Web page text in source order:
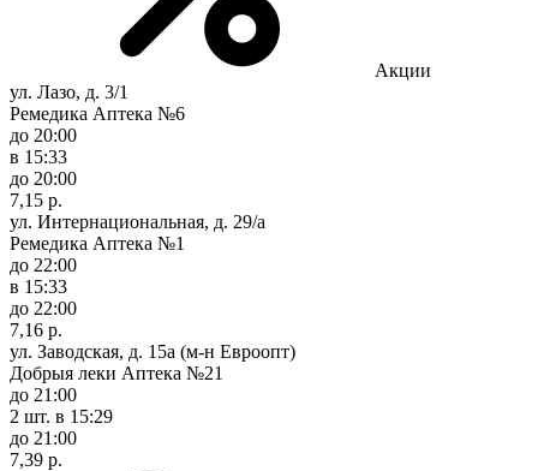
Акции
ул. Лазо, д. 3/1
Ремедика Аптека №6
до 20:00
в 15:33
до 20:00
7,15 р.
ул. Интернациональная, д. 29/а
Ремедика Аптека №1
до 22:00
в 15:33
до 22:00
7,16 р.
ул. Заводская, д. 15а (м-н Евроопт)
Добрыя леки Аптека №21
до 21:00
2 шт. в 15:29
до 21:00
7,39 р.